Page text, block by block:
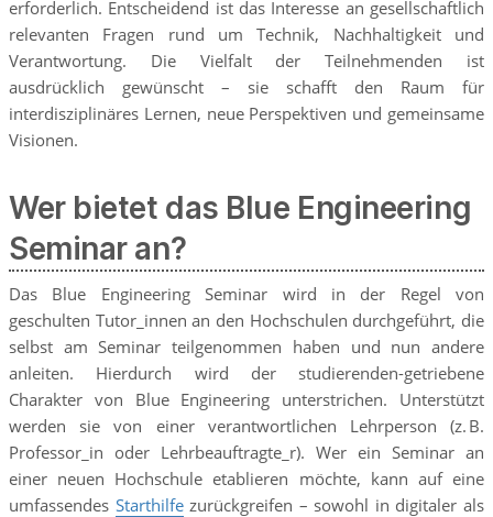
erforderlich. Entscheidend ist das Interesse an gesellschaftlich
relevanten Fragen rund um Technik, Nachhaltigkeit und
Verantwortung. Die Vielfalt der Teilnehmenden ist
ausdrücklich gewünscht – sie schafft den Raum für
interdisziplinäres Lernen, neue Perspektiven und gemeinsame
Visionen.
Wer bietet das Blue Engineering
Seminar an?
Das Blue Engineering Seminar wird in der Regel von
geschulten Tutor_innen an den Hochschulen durchgeführt, die
selbst am Seminar teilgenommen haben und nun andere
anleiten. Hierdurch wird der studierenden-getriebene
Charakter von Blue Engineering unterstrichen. Unterstützt
werden sie von einer verantwortlichen Lehrperson (z. B.
Professor_in oder Lehrbeauftragte_r). Wer ein Seminar an
einer neuen Hochschule etablieren möchte, kann auf eine
umfassendes Starthilfezurückgreifen – sowohl in digitaler als